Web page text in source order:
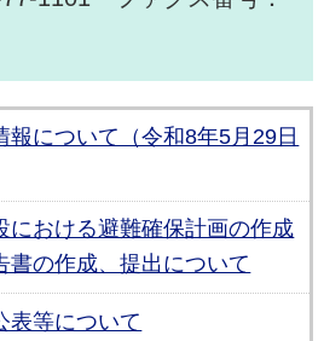
報について（令和8年5月29日
における避難確保計画の作成
書の作成、提出について
表等について